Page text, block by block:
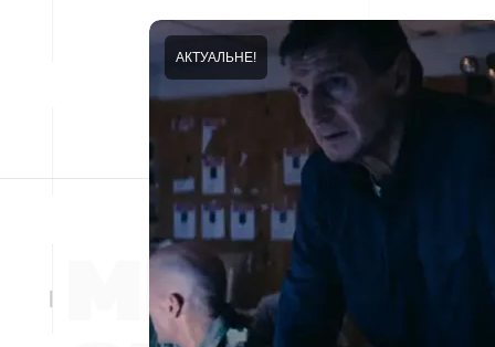
АКТУАЛЬНЕ!